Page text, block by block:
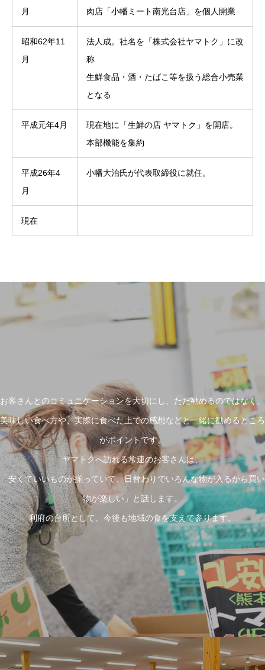
月
肉店「小幡ミート南光台店」を個人開業
昭和62年11
月
法人成。社名を「株式会社ヤマトク」に改
称
生鮮食品・酒・たばこ等を扱う総合小売業
となる
平成元年4月
現在地に「生鮮の店 ヤマトク」を開店。
本部機能を集約
平成26年4
月
小幡大治氏が代表取締役に就任。
現在
お客さんとのコミュニケーションを大切にし、ただ勧めるのではなく、
美味しい食べ方や、実際に食べた上での感想などと一緒に勧めるところ
がポイントです。
ヤマトクへ訪れる常連のお客さんは、
「安くていいものが揃っていて、日替わりでいろんな物が入るから買い
物が楽しい」と話します。
利府の台所として、今後も地域の食を支えて参ります。